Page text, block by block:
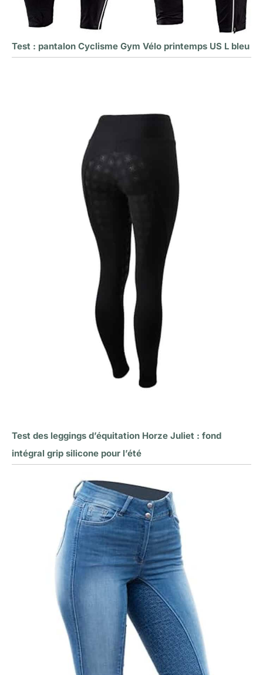
Test : pantalon Cyclisme Gym Vélo printemps US L bleu
Test des leggings d’équitation Horze Juliet : fond
intégral grip silicone pour l’été